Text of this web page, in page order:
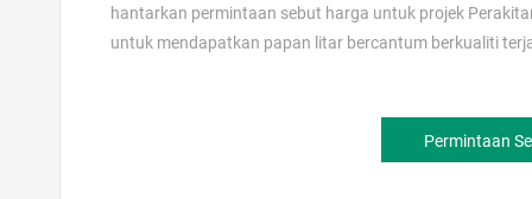
hantarkan permintaan sebut harga untuk projek
untuk mendapatkan papan litar bercantum berkualiti
Permintaan